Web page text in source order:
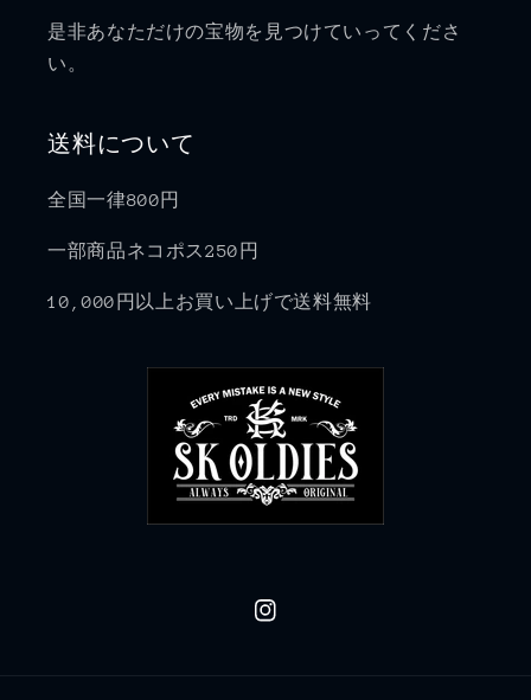
是非あなただけの宝物を見つけていってくださ
い。
送料について
全国一律800円
一部商品ネコポス250円
10,000円以上お買い上げで送料無料
Instagram